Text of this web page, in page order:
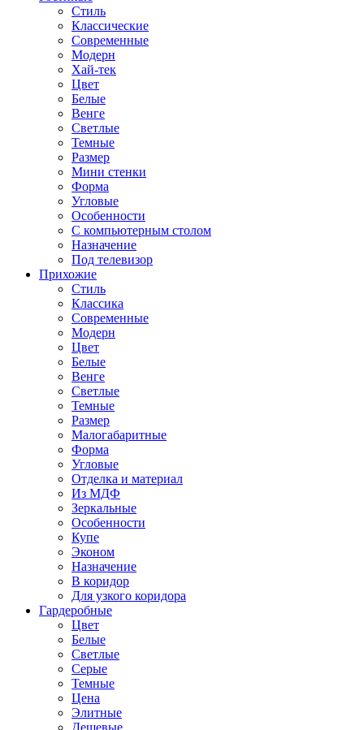
Стиль
Классические
Современные
Модерн
Хай-тек
Цвет
Белые
Венге
Светлые
Темные
Размер
Мини стенки
Форма
Угловые
Особенности
С компьютерным столом
Назначение
Под телевизор
Прихожие
Стиль
Классика
Современные
Модерн
Цвет
Белые
Венге
Светлые
Темные
Размер
Малогабаритные
Форма
Угловые
Отделка и материал
Из МДФ
Зеркальные
Особенности
Купе
Эконом
Назначение
В коридор
Для узкого коридора
Гардеробные
Цвет
Белые
Светлые
Серые
Темные
Цена
Элитные
Дешевые